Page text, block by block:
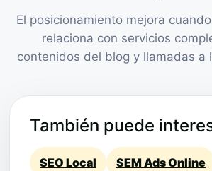
El posicionamiento mejora
relaciona con servicios
contenidos del blog y llamadas a
También puede
SEO Local SEM Ads Online